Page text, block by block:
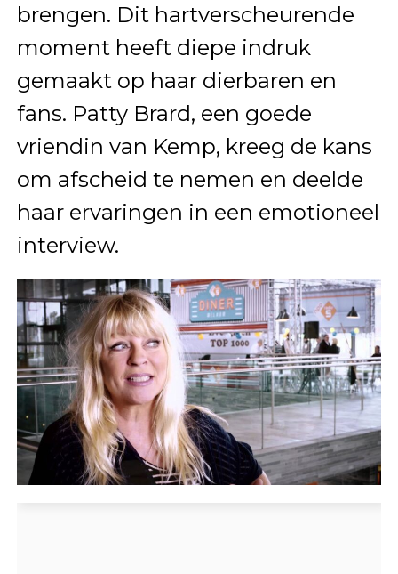
brengen. Dit hartverscheurende
moment heeft diepe indruk
gemaakt op haar dierbaren en
fans. Patty Brard, een goede
vriendin van Kemp, kreeg de kans
om afscheid te nemen en deelde
haar ervaringen in een emotioneel
interview.